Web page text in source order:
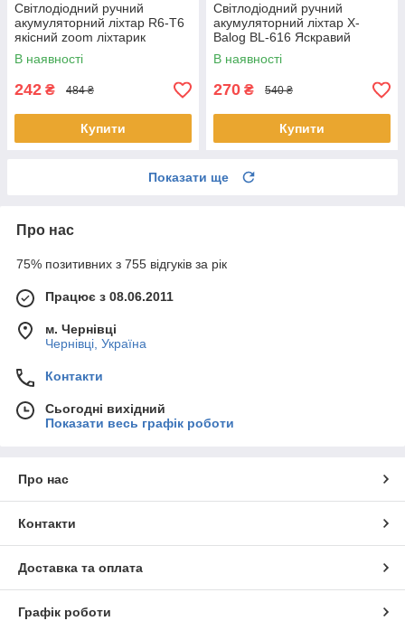
Світлодіодний ручний
акумуляторний ліхтар R6-T6
якісний zoom ліхтарик
В наявності
242 ₴ 484 ₴
Купити
Світлодіодний ручний
акумуляторний ліхтар X-
Balog BL-616 Яскравий
потужний якісний ліхтарик з
зумом zoom
В наявності
270 ₴ 540 ₴
Купити
Показати ще
Про нас
75% позитивних з 755 відгуків за рік
Працює з 08.06.2011
м. Чернівці
Чернівці, Україна
Контакти
Сьогодні вихідний
Показати весь графік роботи
Про нас
Контакти
Доставка та оплата
Графік роботи